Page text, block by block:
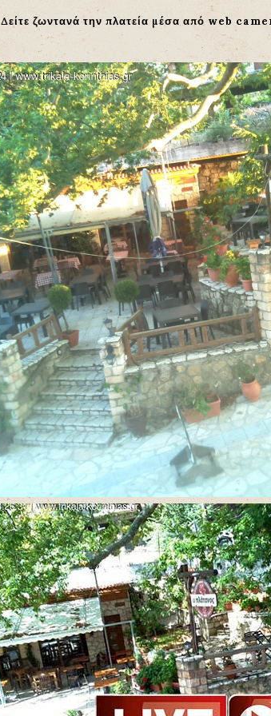
Δείτε ζωντανά την πλατεία μέσα από web